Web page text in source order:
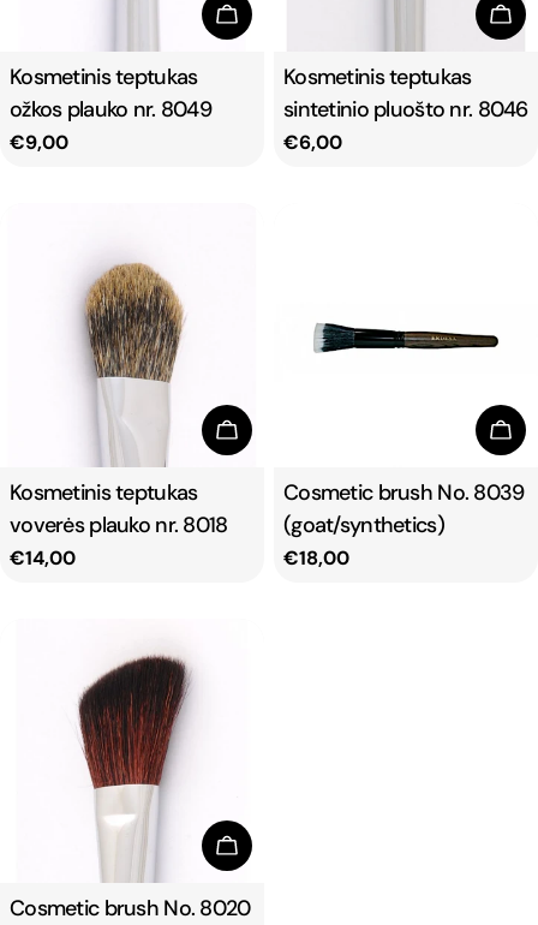
Add To Cart
Type:
Kosmetinis teptukas
ožkos plauko nr. 8049
Regular
€9,00
Type:
Kosmetinis teptukas
sintetinio pluošto nr. 8046
Regular
€6,00
Add To Cart
Type:
Kosmetinis teptukas
voverės plauko nr. 8018
Regular
€14,00
Type:
Cosmetic brush No. 8039
(goat/synthetics)
Regular
€18,00
Add To Cart
Type:
Cosmetic brush No. 8020